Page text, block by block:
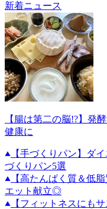
新着ニュース
【腸は第二の脳!?】発
健康に
【手づくりパン】ダ
づくりパン5選
【高たんぱく質＆低
エット献立◎
【フィットネスにも